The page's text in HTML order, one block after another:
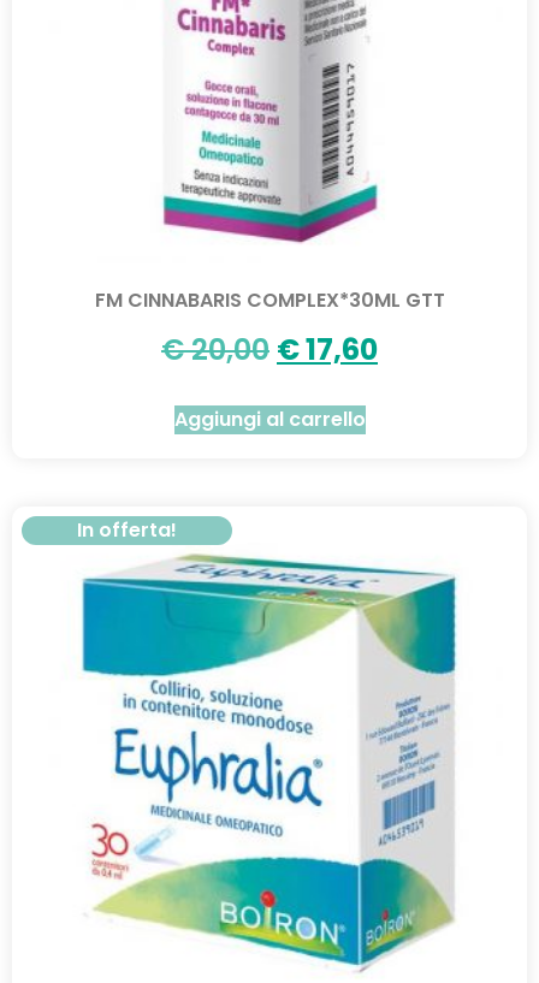
FM CINNABARIS COMPLEX*30ML GTT
€20,00 €17,60
Aggiungi al carrello
In offerta!